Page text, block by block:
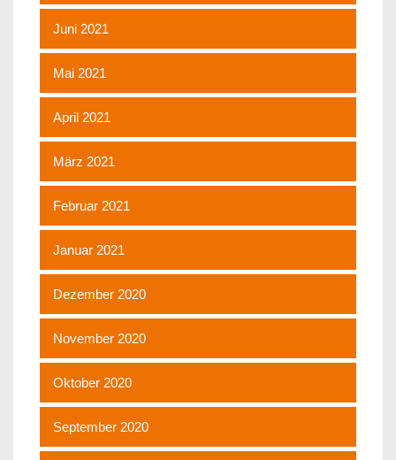
Juni 2021
Mai 2021
April 2021
März 2021
Februar 2021
Januar 2021
Dezember 2020
November 2020
Oktober 2020
September 2020